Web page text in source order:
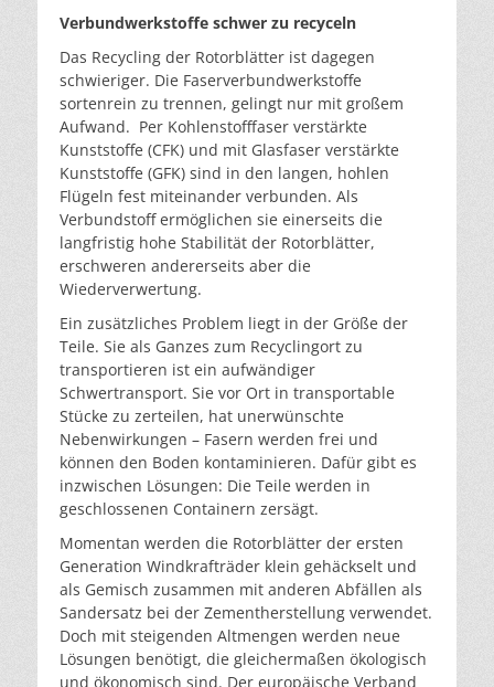
Verbundwerkstoffe schwer zu recyceln
Das Recycling der Rotorblätter ist dagegen
schwieriger. Die Faserverbundwerkstoffe
sortenrein zu trennen, gelingt nur mit großem
Aufwand. Per Kohlenstofffaser verstärkte
Kunststoffe (CFK) und mit Glasfaser verstärkte
Kunststoffe (GFK) sind in den langen, hohlen
Flügeln fest miteinander verbunden. Als
Verbundstoff ermöglichen sie einerseits die
langfristig hohe Stabilität der Rotorblätter,
erschweren andererseits aber die
Wiederverwertung.
Ein zusätzliches Problem liegt in der Größe der
Teile. Sie als Ganzes zum Recyclingort zu
transportieren ist ein aufwändiger
Schwertransport. Sie vor Ort in transportable
Stücke zu zerteilen, hat unerwünschte
Nebenwirkungen – Fasern werden frei und
können den Boden kontaminieren. Dafür gibt es
inzwischen Lösungen: Die Teile werden in
geschlossenen Containern zersägt.
Momentan werden die Rotorblätter der ersten
Generation Windkrafträder klein gehäckselt und
als Gemisch zusammen mit anderen Abfällen als
Sandersatz bei der Zementherstellung verwendet.
Doch mit steigenden Altmengen werden neue
Lösungen benötigt, die gleichermaßen ökologisch
und ökonomisch sind. Der europäische Verband